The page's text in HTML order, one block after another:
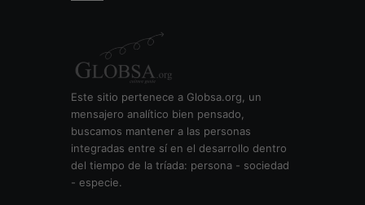
Este sitio pertenece a Globsa.org, un
mensajero analítico bien pensado,
buscamos mantener a las personas
integradas entre sí en el desarrollo dentro
del tiempo de la tríada: persona - sociedad
- especie.